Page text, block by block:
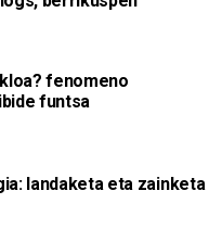
fenomeno
funtsa
landaketa eta zainketa